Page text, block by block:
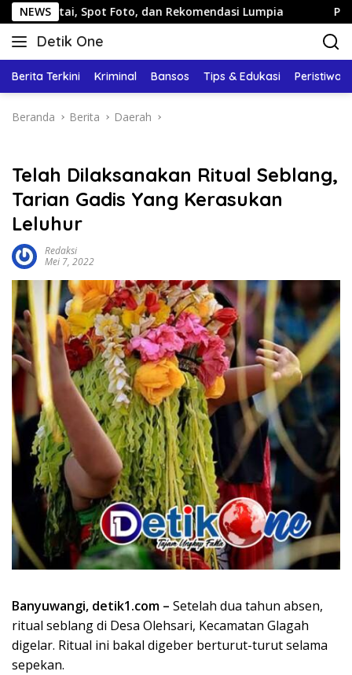
Langsung
ke
konten
NEWSFoto, dan Rekomendasi Lumpia Panduan
Detik One
Tajam
Fakta
Berita Terkini Kriminal Bansos Tips & Edukasi Peristiwa
Beranda Berita Daerah
Telah Dilaksanakan Ritual Seblang,
Tarian Gadis Yang Kerasukan
Leluhur
Redaksi
Mei 7, 2022
Banyuwangi, detik1.com – Setelah dua tahun absen,
ritual seblang di Desa Olehsari, Kecamatan Glagah
digelar. Ritual ini bakal digeber berturut-turut selama
sepekan.